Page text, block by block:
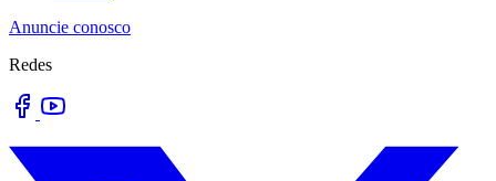
Anuncie conosco
Redes